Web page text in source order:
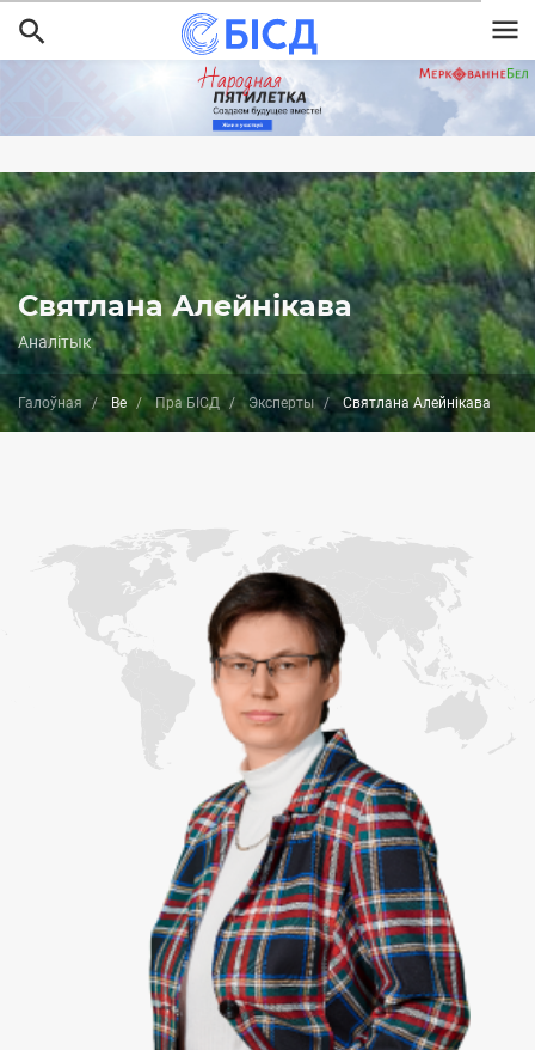
Перайсці
да
асноўнага
змесціва
Святлана Алейнікава
Аналітык
Галоўная Be Пра БІСД Эксперты Святлана Алейнікава